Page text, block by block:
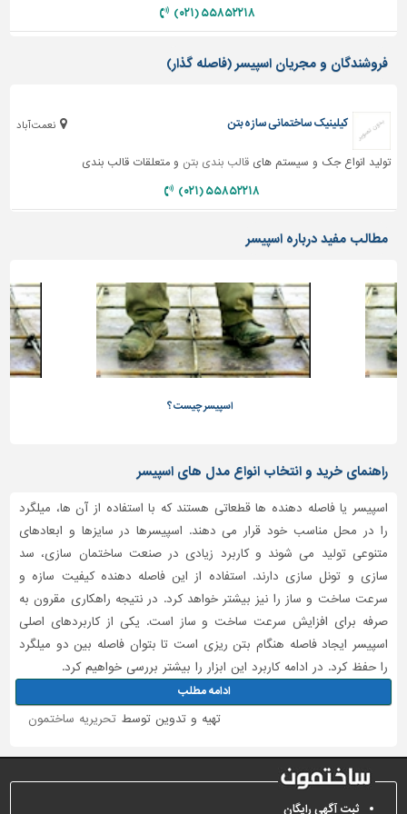
سنگ
بهداشتی
و
آلات
برقی،روشنایی،ایمنی
ترافیک
و
سازه
سایر
۵۵۸۵۲۲۱۸ (۰۲۱)
فروشندگان و مجریان اسپیسر (فاصله گذار)
نعمت آباد کیلینیک ساختمانی سازه بتن
تولید انواع جک و سیستم هایقالب بندی بتن و متعلقات قالب بندی
۵۵۸۵۲۲۱۸ (۰۲۱)
مطالب مفید درباره اسپیسر
اسپیسر چیست؟
راهنمای خرید و انتخاب انواع مدل های اسپیسر
اسپیسر یا فاصله دهنده ها قطعاتی هستند که با استفاده از آن ها، میلگرد
را در محل مناسب خود قرار می دهند. اسپیسرها در سایزها و ابعادهای
متنوعی تولید می شوند و کاربرد زیادی در صنعت ساختمان سازی، سد
سازی و تونل سازی دارند. استفاده از این فاصله دهنده کیفیت سازه و
سرعت ساخت و ساز را نیز بیشتر خواهد کرد. در نتیجه راهکاری مقرون به
صرفه برای افزایش سرعت ساخت و ساز است. یکی از کاربردهای اصلی
اسپیسر ایجاد فاصله هنگام بتن ریزی است تا بتوان فاصله بین دو میلگرد
را حفظ کرد. در ادامه کاربرد این ابزار را بیشتر بررسی خواهیم کرد.
ادامه مطلب
تهیه و تدوین توسط تحریریه ساختمون
ثبت آگهی رایگان